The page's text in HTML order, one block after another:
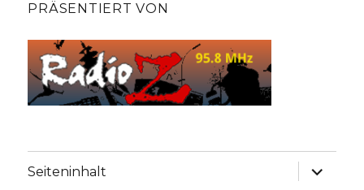
PRÄSENTIERT VON
Seiteninhalt